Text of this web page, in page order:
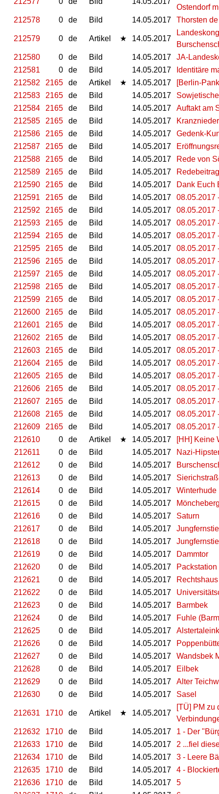
Ostendorf
212578
0 de Bild 14.05.2017 Thorsten
212579 0 de Artikel ★ 14.05.2017
212580
0 de Bild 14.05.2017
JA-
212581
0 de Bild 14.05.2017
Identitäre
212582
2165 de Artikel ★ 14.05.2017
[Berlin-
212583
2165 de Bild 14.05.2017
212584
2165 de Bild 14.05.2017
Auftakt am
212585
2165 de Bild 14.05.2017
212586
2165 de Bild 14.05.2017
Gedenk-
212587
2165 de Bild 14.05.2017
212588
2165 de Bild 14.05.2017
Rede von
212589
2165 de Bild 14.05.2017
212590
2165 de Bild 14.05.2017
Dank Euch
212591
2165 de Bild 14.05.2017
08.05.2017
212592
2165 de Bild 14.05.2017
08.05.2017
212593
2165 de Bild 14.05.2017
08.05.2017
212594
2165 de Bild 14.05.2017
08.05.2017
212595
2165 de Bild 14.05.2017
08.05.2017
212596
2165 de Bild 14.05.2017
08.05.2017
212597
2165 de Bild 14.05.2017
08.05.2017
212598
2165 de Bild 14.05.2017
08.05.2017
212599
2165 de Bild 14.05.2017
08.05.2017
212600
2165 de Bild 14.05.2017
08.05.2017
212601
2165 de Bild 14.05.2017
08.05.2017
212602
2165 de Bild 14.05.2017
08.05.2017
212603
2165 de Bild 14.05.2017
08.05.2017
212604
2165 de Bild 14.05.2017
08.05.2017
212605
2165 de Bild 14.05.2017
08.05.2017
212606
2165 de Bild 14.05.2017
08.05.2017
212607
2165 de Bild 14.05.2017
08.05.2017
212608
2165 de Bild 14.05.2017
08.05.2017
212609
2165 de Bild 14.05.2017
08.05.2017
212610
0 de Artikel ★ 14.05.2017
[HH] Keine
212611
0 de Bild 14.05.2017
Nazi-
212612
0 de Bild 14.05.2017
212613
0 de Bild 14.05.2017
212614
0 de Bild 14.05.2017
Winterhude
212615
0 de Bild 14.05.2017
212616
0 de Bild 14.05.2017
Saturn
212617
0 de Bild 14.05.2017
212618
0 de Bild 14.05.2017
212619
0 de Bild 14.05.2017
Dammtor
212620
0 de Bild 14.05.2017
Packstation
212621
0 de Bild 14.05.2017
212622
0 de Bild 14.05.2017
212623
0 de Bild 14.05.2017
Barmbek
212624
0 de Bild 14.05.2017
Fuhle
212625
0 de Bild 14.05.2017
212626
0 de Bild 14.05.2017
212627
0 de Bild 14.05.2017
Wandsbek
212628
0 de Bild 14.05.2017
Eilbek
212629
0 de Bild 14.05.2017
Alter
212630
0 de Bild 14.05.2017 Sasel
212631 1710 de Artikel ★ 14.05.2017
[TÜ] PM zu
212632
1710 de Bild 14.05.2017
1 - Der
212633
1710 de Bild 14.05.2017
2 ...fiel
212634
1710 de Bild 14.05.2017
3 - Leere
212635
1710 de Bild 14.05.2017
4 -
212636
1710 de Bild 14.05.2017
5